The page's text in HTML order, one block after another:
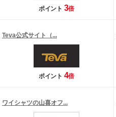
ポイント 3倍
Teva公式サイト（...
ポイント 4倍
ワイシャツの山喜オフ...